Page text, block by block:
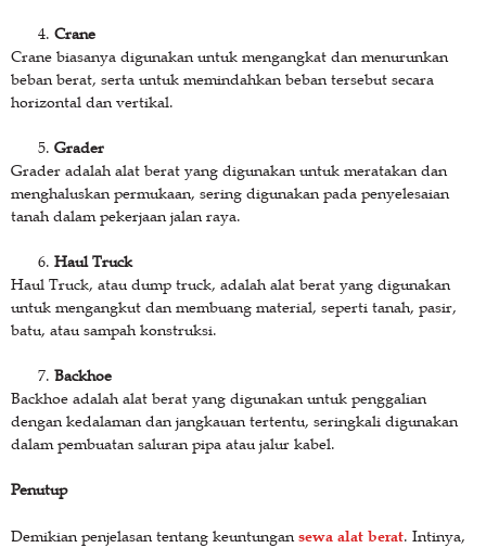
Crane
Crane biasanya digunakan untuk mengangkat dan menurunkan
beban berat, serta untuk memindahkan beban tersebut secara
horizontal dan vertikal.
Grader
Grader adalah alat berat yang digunakan untuk meratakan dan
menghaluskan permukaan, sering digunakan pada penyelesaian
tanah dalam pekerjaan jalan raya.
Haul Truck
Haul Truck, atau dump truck, adalah alat berat yang digunakan
untuk mengangkut dan membuang material, seperti tanah, pasir,
batu, atau sampah konstruksi.
Backhoe
Backhoe adalah alat berat yang digunakan untuk penggalian
dengan kedalaman dan jangkauan tertentu, seringkali digunakan
dalam pembuatan saluran pipa atau jalur kabel.
Penutup
Demikian penjelasan tentang keuntungansewa alat berat. Intinya,